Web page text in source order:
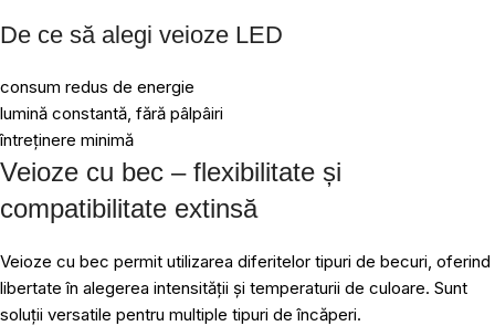
De ce să alegi veioze LED
consum redus de energie
lumină constantă, fără pâlpâiri
întreținere minimă
Veioze cu bec – flexibilitate și
compatibilitate extinsă
Veioze cu bec permit utilizarea diferitelor tipuri de becuri, oferind
libertate în alegerea intensității și temperaturii de culoare. Sunt
soluții versatile pentru multiple tipuri de încăperi.